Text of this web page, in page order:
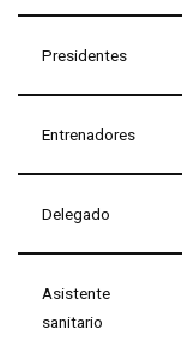
Presidentes
Entrenadores
Delegado
Asistente
sanitario